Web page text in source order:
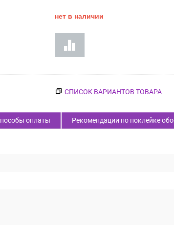
нет в наличии
СПИСОК ВАРИАНТОВ ТОВАРА
оплаты Рекомендации по поклейке